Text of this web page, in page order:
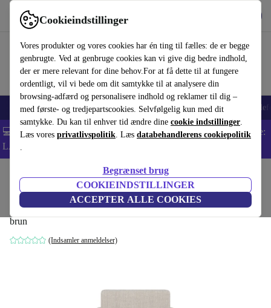
Cookieindstillinger
Vores produkter og vores cookies har én ting til fælles: de er begge
genbrugte. Ved at genbruge cookies kan vi give dig bedre indhold,
der er mere relevant for dine behov.For at få dette til at fungere
ordentligt, vil vi bede om dit samtykke til at analysere din
browsing-adfærd og personalisere indhold og reklamer til dig –
med første- og tredjepartscookies. Selvfølgelig kun med dit
samtykke. Du kan til enhver tid ændre dine cookie indstillinger.
Læs vores privatlivspolitik. Læs databehandlerens cookiepolitik
.
Begrænset brug
COOKIEINDSTILLINGER
ACCEPTER ALLE COOKIES
Brug refurbed hurtigt og nemt
Smartphones Bærbare Tablets Smartwatches Tilbehør
💻 Ekstra 5% rabat på alle MacBooks og bærbare computere - Kode:
LAPTOP5 -
Husholdning Møbler
Ernest lænestol Vega Sand Dune
brun
(Indsamler anmeldelser)